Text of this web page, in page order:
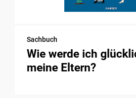
Sachbuch
Wie werde ich
meine Eltern?